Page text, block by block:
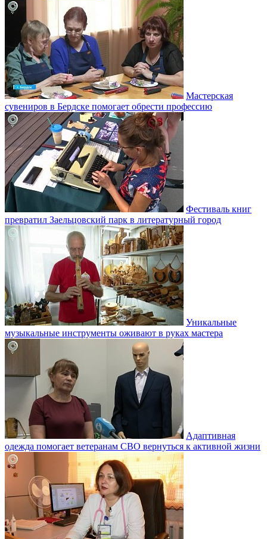
Мастерская
сувениров в Бердске помогает обрести профессию
Фестиваль книг
превратил Заельцовский парк в литературный город
Уникальные
музыкальные инструменты оживают в руках мастера
Адаптивная
одежда помогает ветеранам СВО вернуться к активной жизни